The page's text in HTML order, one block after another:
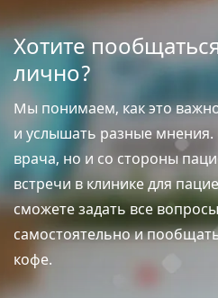
Хотите
лично?
Мы понимаем, как это
и услышать разные
врача, но и со стороны
встречи в клинике для
сможете задать все
самостоятельно и
кофе.